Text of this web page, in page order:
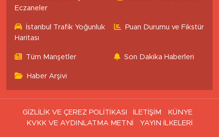
Eczaneler
İstanbul Trafik Yoğunluk
Haritası
Puan Durumu ve Fikstür
Tüm Manşetler Son Dakika Haberleri
Haber Arşivi
GİZLİLİK VE ÇEREZ POLİTİKASI İLETİŞİM
KÜNYE
KVKK VE AYDINLATMA METNİ
YAYIN İLKELERİ